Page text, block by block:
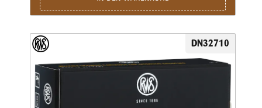
.22 lr • Gewicht: 2,6 g • Grains: 40 • Geschoss-Art: BR •
Bleifrei: Nein • Waffentyp: Gewehr / Pistole • BC-Wert:
Geeignet für: Kleinkaliber 50 m liegend / Kleinkaliber 100 m
stehend / Kleinkaliber 50 m Dreistellung / Kleinkaliber 100
m liegend / Salonschießen (DK) / Biathlon 50 m
DN32710